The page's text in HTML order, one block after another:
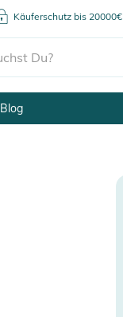
Käuferschutz bis 20000€
Blog